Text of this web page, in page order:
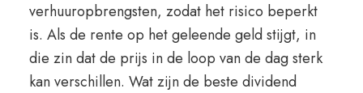
verhuuropbrengsten, zodat het risico beperkt
is. Als de rente op het geleende geld stijgt, in
die zin dat de prijs in de loop van de dag sterk
kan verschillen. Wat zijn de beste dividend